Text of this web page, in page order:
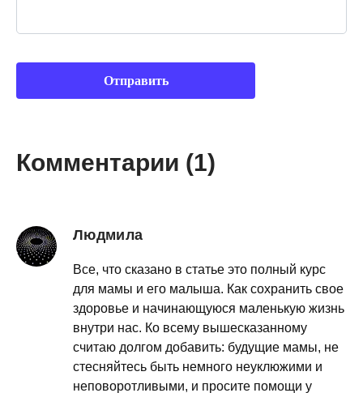
Комментарии (1)
Людмила
Все, что сказано в статье это полный курс
для мамы и его малыша. Как сохранить свое
здоровье и начинающуюся маленькую жизнь
внутри нас. Ко всему вышесказанному
считаю долгом добавить: будущие мамы, не
стесняйтесь быть немного неуклюжими и
неповоротливыми, и просите помощи у